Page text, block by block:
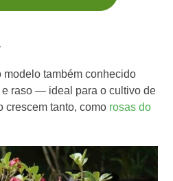
modelo também conhecido
raso — ideal para o cultivo de
crescem tanto, como rosas do